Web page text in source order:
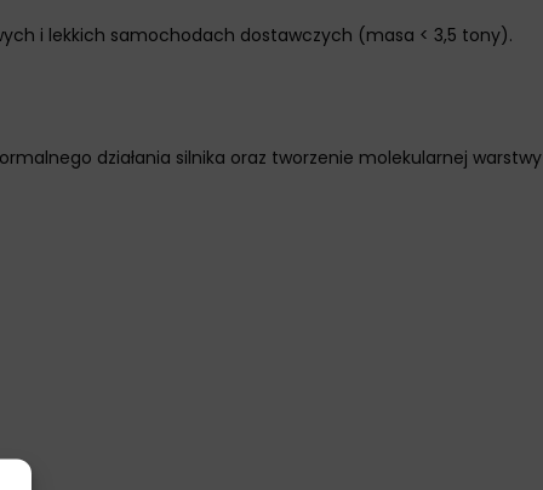
i lekkich samochodach dostawczych (masa < 3,5 tony).
działania silnika oraz tworzenie molekularnej warstwy